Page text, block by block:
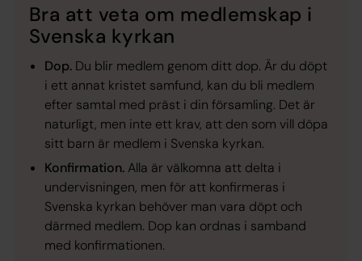
Bra att veta om medlemskap i
Svenska kyrkan
Dop. Du blir medlem genom ditt dop. Är du döpt
i ett annat kristet samfund, kan du bli medlem
efter samtal med präst i din församling. Det är
naturligt, men inte ett krav, att den som vill döpa
sitt barn är medlem i Svenska kyrkan.
Konfirmation. Alla är välkomna att delta i
undervisningen, men för att konfirmeras i
Svenska kyrkan behöver man vara döpt och
därmed medlem. Dop kan ordnas i samband
med konfirmationen.